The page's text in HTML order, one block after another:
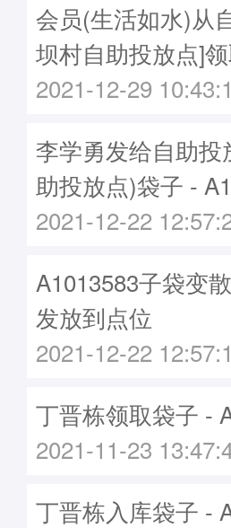
会员(生活如水)从
坝村自助投放点]
2021-12-29
李学勇发给自助
助投放点)袋子 -
2021-12-22
A1013583子袋变
发放到点位
2021-12-22
丁晋栋领取袋子 -
2021-11-23
丁晋栋入库袋子 -